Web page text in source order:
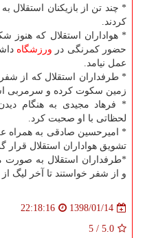
* چند تن از بازیكنان
كردند.
* هواداران استقلال كه هنوز
حضور كمرنگی در ورزشگاه
عمل نیامد.
* طرفداران استقلال كه از شفر
زمین سكوت كرده و سرمربی
* فرهاد مجیدی به هنگام
لحظاتی با او صحبت كرد.
* امیرحسین صادقی به همراه
تشویق هواداران استقلال قرار
*طرفداران استقلال به
و از شفر خواستند تا آخر لیگ از
1398/01/14
22:18:16
5.0
/
5